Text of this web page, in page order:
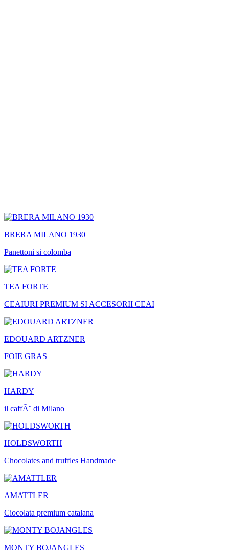
BRERA MILANO 1930
Panettoni si colomba
TEA FORTE
CEAIURI PREMIUM SI ACCESORII CEAI
EDOUARD ARTZNER
FOIE GRAS
HARDY
il caffÃ¨ di Milano
HOLDSWORTH
Chocolates and truffles Handmade
AMATTLER
Ciocolata premium catalana
MONTY BOJANGLES